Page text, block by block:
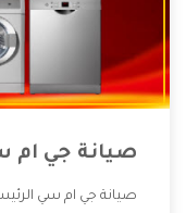
صيانة جي ام
صيانة جي ام سي